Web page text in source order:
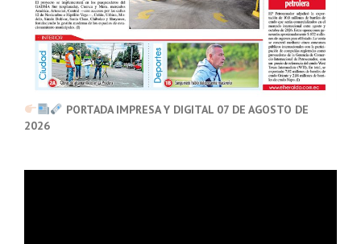
PORTADA IMPRESA Y DIGITAL 07 DE AGOSTO DE
2026